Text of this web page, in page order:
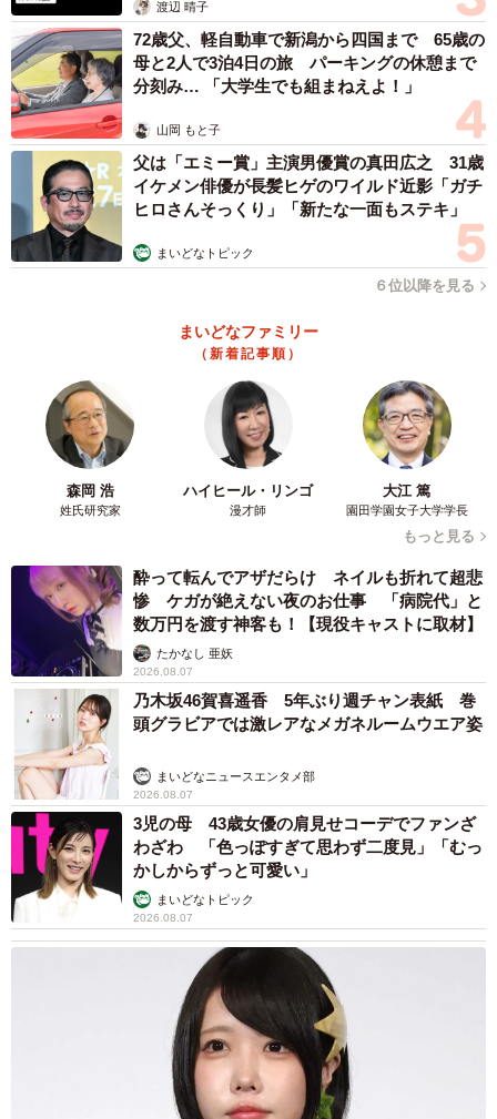
3/14
生後1歳ほどのころ
子猫のころは特別甘えん坊ではなかったが、去勢手術で初
眠るようになった。
「就寝時は、私の手のひらに頭を置く癖がありました。寝
返りを打てないので困りましたが、かわいかった」
去勢手術後は寂しがり屋にもなり、水鳥さんがパソコンや
スマホに集中していると、ふてくされながら近くで待ち続
けていたという。
渡辺 晴子
72歳父、軽自動車で新潟から四国まで 65歳の
母と2人で3泊4日の旅 パーキングの休憩まで
分刻み… 「大学生でも組まねえよ！」
山岡 もと子
父は「エミー賞」主演男優賞の真田広之 31歳
イケメン俳優が長髪ヒゲのワイルド近影「ガチ
ヒロさんそっくり」「新たな一面もステキ」
まいどなトピック
６位以降を見る
まいどなファミリー
（新着記事順）
森岡 浩
姓氏研究家
ハイヒール・リンゴ
漫才師
大江 篤
園田学園女子大学学長
もっと見る
酔って転んでアザだらけ ネイルも折れて超悲
惨 ケガが絶えない夜のお仕事 「病院代」と
数万円を渡す神客も！【現役キャストに取材】
たかなし 亜妖
2026.08.07
乃木坂46賀喜遥香 5年ぶり週チャン表紙 巻
頭グラビアでは激レアなメガネルームウエア姿
まいどなニュースエンタメ部
2026.08.07
3児の母 43歳女優の肩見せコーデでファンざ
わざわ 「色っぽすぎて思わず二度見」「むっ
かしからずっと可愛い」
まいどなトピック
2026.08.07